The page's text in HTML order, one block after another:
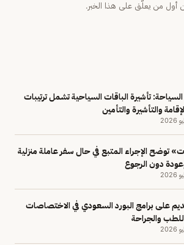
أول من يعلّق على هذا الخبر.
تأشيرة الباقات السياحية تشمل ترتيبات
والتأشيرة والتأمين
توضح الإجراء المتبع في حال سفر عاملة منزلية
دون الرجوع
على برامج البورد السعودي في الاختصاصات
للطب والجراحة